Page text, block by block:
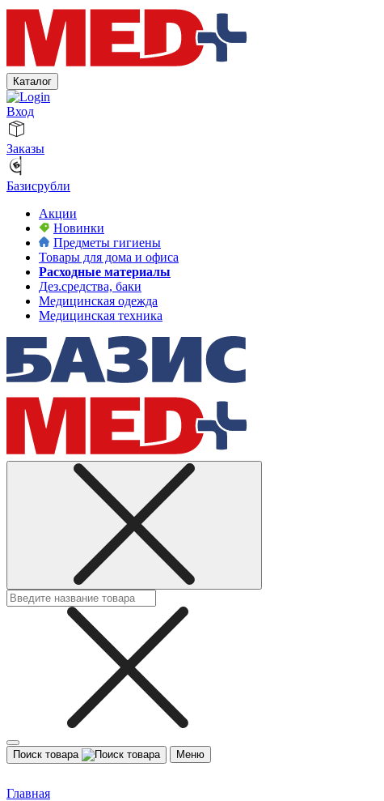
Каталог
Вход
Заказы
Базисрубли
Акции
Новинки
Предметы гигиены
Товары для дома и офиса
Расходные материалы
Дез.средства, баки
Медицинская одежда
Медицинская техника
Поиск товара Меню
Главная